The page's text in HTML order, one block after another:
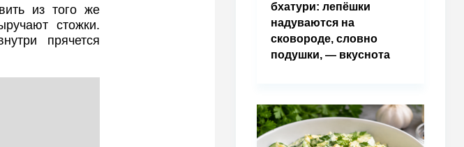
из того же
стожки.
прячется
бхатури: лепёшки
надуваются на
сковороде, словно
подушки, — вкуснота